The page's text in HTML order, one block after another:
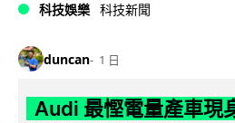
科技娛樂 科技新聞
duncan 1 日
Audi 最慳電量產車